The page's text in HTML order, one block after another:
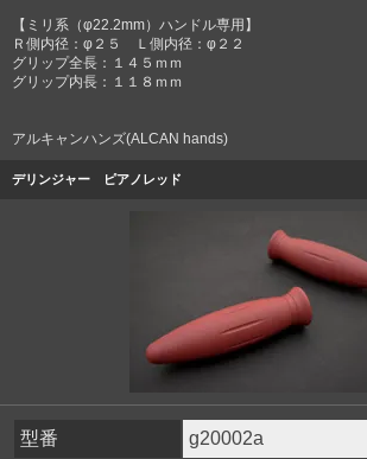
【ミリ系（φ22.2mm）ハンドル専用】
Ｒ側内径：φ２５ Ｌ側内径：φ２２
グリップ全長：１４５ｍｍ
グリップ内長：１１８ｍｍ
アルキャンハンズ(ALCAN hands)
デリンジャー ピアノレッド
型番
g20002a